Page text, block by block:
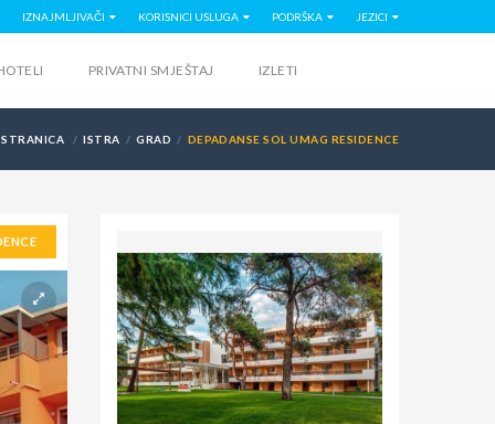
IZNAJMLJIVAČI KORISNICI USLUGA PODRŠKA JEZICI
PRIVATNI SMJEŠTAJ IZLETI
ISTRA GRAD DEPADANSE SOL UMAG RESIDENCE